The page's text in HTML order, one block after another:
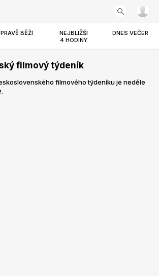
PRÁVĚ BĚŽÍ
NEJBLIŽŠÍ
4 HODINY
DNES VEČER
filmový týdeník
filmového týdeníku je neděle